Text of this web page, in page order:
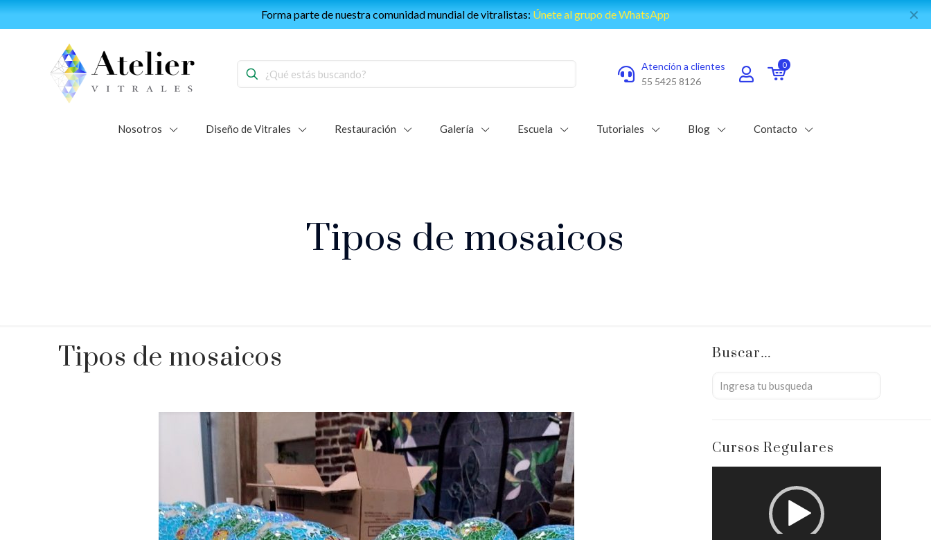
Forma parte de nuestra comunidad mundial de vitralistas: Únete al grupo de WhatsApp ✕
Atención a clientes
55 5425 8126
0
Nosotros Diseño de Vitrales Restauración Galería Escuela Tutoriales Blog Contacto
Tipos de mosaicos
Tipos de mosaicos Buscar…
Cursos Regulares